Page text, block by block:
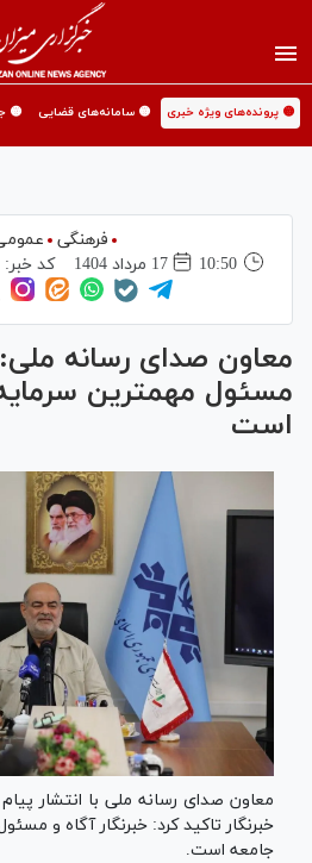
🟡 پرونده‌های ویژه خبری 🟡 سامانه‌های قضایی 🟡
فرهنگی
10:50
17 مرداد 1404 کد خبر:
معاون صدای رسانه ملی:
مسئول مهمترین
است
معاون صدای رسانه ملی با انتشار
خبرنگار تاکید کرد: خبرنگار آگاه و
جامعه است.